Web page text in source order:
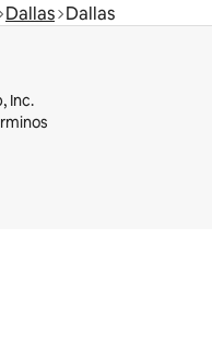
Dallas Dallas
Inc.